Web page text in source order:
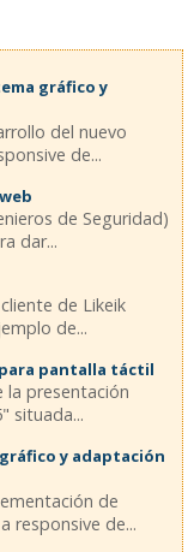
gráfico y
del nuevo
de...
de Seguridad)
dar...
de Likeik
de...
pantalla táctil
la presentación
situada...
y adaptación
de
responsive de...